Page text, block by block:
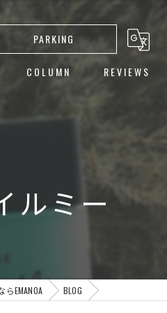
PARKING
COLUMN REVIEWS
ルミー⁡
EMANOA BLOG